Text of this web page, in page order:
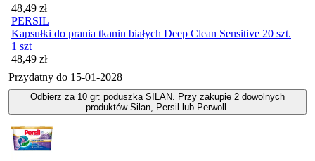
Cena
48,49 zł
PERSIL
Kapsułki do prania tkanin białych Deep Clean Sensitive 20 szt.
1 szt
Cena
48,49 zł
Przydatny do 15-01-2028
Odbierz za 10 gr: poduszka SILAN. Przy zakupie 2 dowolnych
produktów Silan, Persil lub Perwoll.